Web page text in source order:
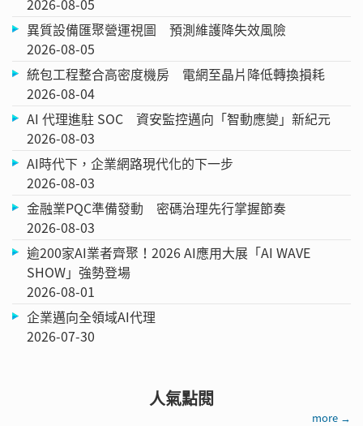
2026-08-05
異質設備匯聚營運視圖 預測維護降失效風險
2026-08-05
統包工程整合高密度機房 電網至晶片降低轉換損耗
2026-08-04
AI 代理進駐 SOC 資安監控邁向「智動應變」新紀元
2026-08-03
AI時代下，企業網路現代化的下一步
2026-08-03
金融業PQC準備發動 密碼治理先行掌握節奏
2026-08-03
逾200家AI業者齊聚！2026 AI應用大展「AI WAVE
SHOW」強勢登場
2026-08-01
企業邁向全領域AI代理
2026-07-30
人氣點閱
more →